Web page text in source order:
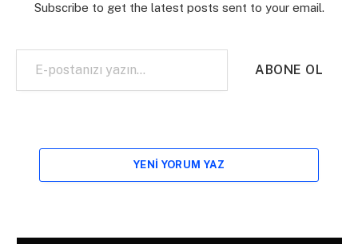
Subscribe to get the latest posts sent to your email.
E-postanızı yazın…
ABONE OL
YENI YORUM YAZ